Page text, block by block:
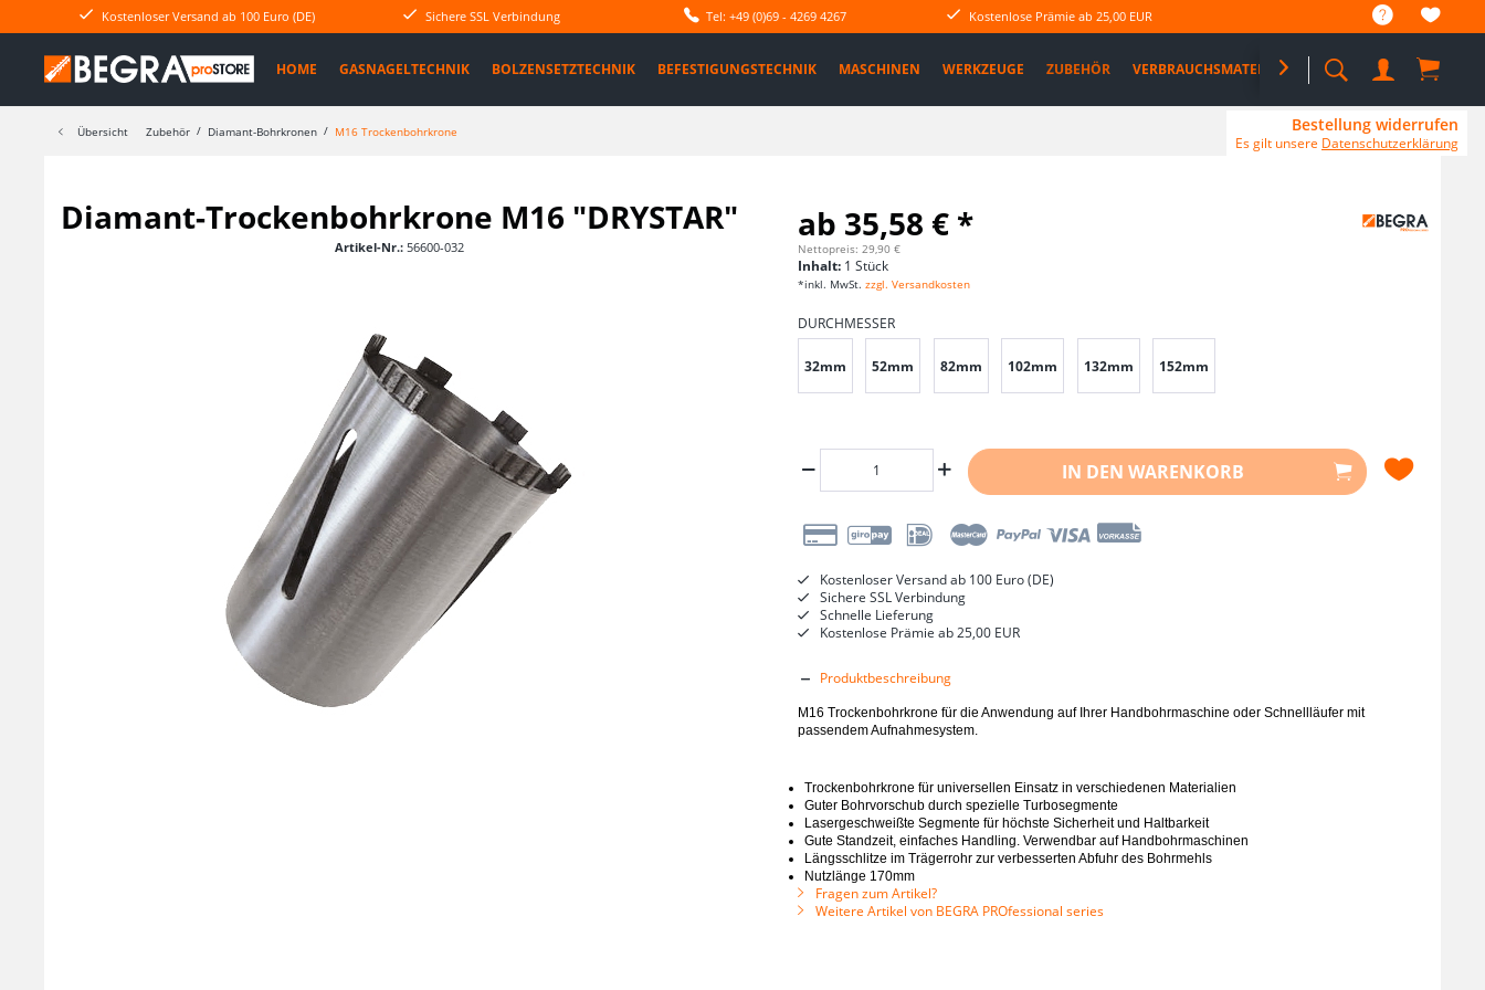
Kostenloser Versand ab 100 Euro (DE) Sichere SSL Verbindung Tel: +49 (0)69 - 4269 4267 Kostenlose Prämie ab 25,00 EUR
HOME GASNAGELTECHNIK BOLZENSETZTECHNIK BEFESTIGUNGSTECHNIK MASCHINEN WERKZEUGE ZUBEHÖR VERBRAUCHSMATERIAL %SALE% PRO DEALS

Übersicht Zubehör Diamant-Bohrkronen M16 Trockenbohrkrone
Diamant-Trockenbohrkrone M16 "DRYSTAR"
Artikel-Nr.: 56600-032
ab 35,58 € *
Nettopreis: 29,90 €
Inhalt: 1 Stück
*inkl. MwSt. zzgl. Versandkosten
DURCHMESSER
32mm 52mm 82mm 102mm 132mm 152mm
IN DEN WARENKORB
Kostenloser Versand ab 100 Euro (DE)
Sichere SSL Verbindung
Schnelle Lieferung
Kostenlose Prämie ab 25,00 EUR
Produktbeschreibung
M16 Trockenbohrkrone für die Anwendung auf Ihrer Handbohrmaschine oder Schnellläufer mit
passendem Aufnahmesystem.
Trockenbohrkrone für universellen Einsatz in verschiedenen Materialien
Guter Bohrvorschub durch spezielle Turbosegmente
Lasergeschweißte Segmente für höchste Sicherheit und Haltbarkeit
Gute Standzeit, einfaches Handling. Verwendbar auf Handbohrmaschinen
Längsschlitze im Trägerrohr zur verbesserten Abfuhr des Bohrmehls
Nutzlänge 170mm
Fragen zum Artikel?
Weitere Artikel von BEGRA PROfessional series
Bestellung widerrufen
Es gilt unsere Datenschutzerklärung